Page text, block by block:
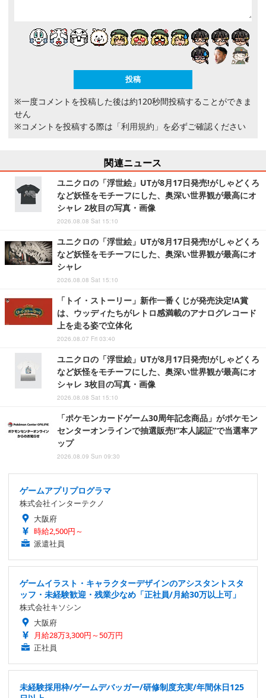
※一度コメントを投稿した後は約120秒間投稿することができま
せん
※コメントを投稿する際は 「利用規約」 を必ずご確認ください
関連ニュース
ユニクロの「浮世絵」UTが8月17日発売!がしゃどくろ
など妖怪をモチーフにした、奥深い世界観が最高にオ
シャレ 2枚目の写真・画像
2026.08.08 Sat 15:10
ユニクロの「浮世絵」UTが8月17日発売!がしゃどくろ
など妖怪をモチーフにした、奥深い世界観が最高にオ
シャレ
2026.08.08 Sat 15:10
「トイ・ストーリー」新作一番くじが発売決定!A賞
は、ウッディたちがレトロ感満載のアナログレコード
上を走る姿で立体化
2026.08.07 Fri 03:40
ユニクロの「浮世絵」UTが8月17日発売!がしゃどくろ
など妖怪をモチーフにした、奥深い世界観が最高にオ
シャレ 3枚目の写真・画像
2026.08.08 Sat 15:10
「ポケモンカードゲーム30周年記念商品」がポケモン
センターオンラインで抽選販売!“本人認証”で当選率ア
ップ
2026.08.09 Sun 09:30
ゲームアプリプログラマ
株式会社インターテクノ
大阪府
時給2,500円～
派遣社員
ゲームイラスト・キャラクターデザインのアシスタントスタ
ッフ・未経験歓迎・残業少なめ「正社員/月給30万以上可」
株式会社キソシン
大阪府
月給28万3,300円～50万円
正社員
未経験採用枠/ゲームデバッガー/研修制度充実/年間休日125